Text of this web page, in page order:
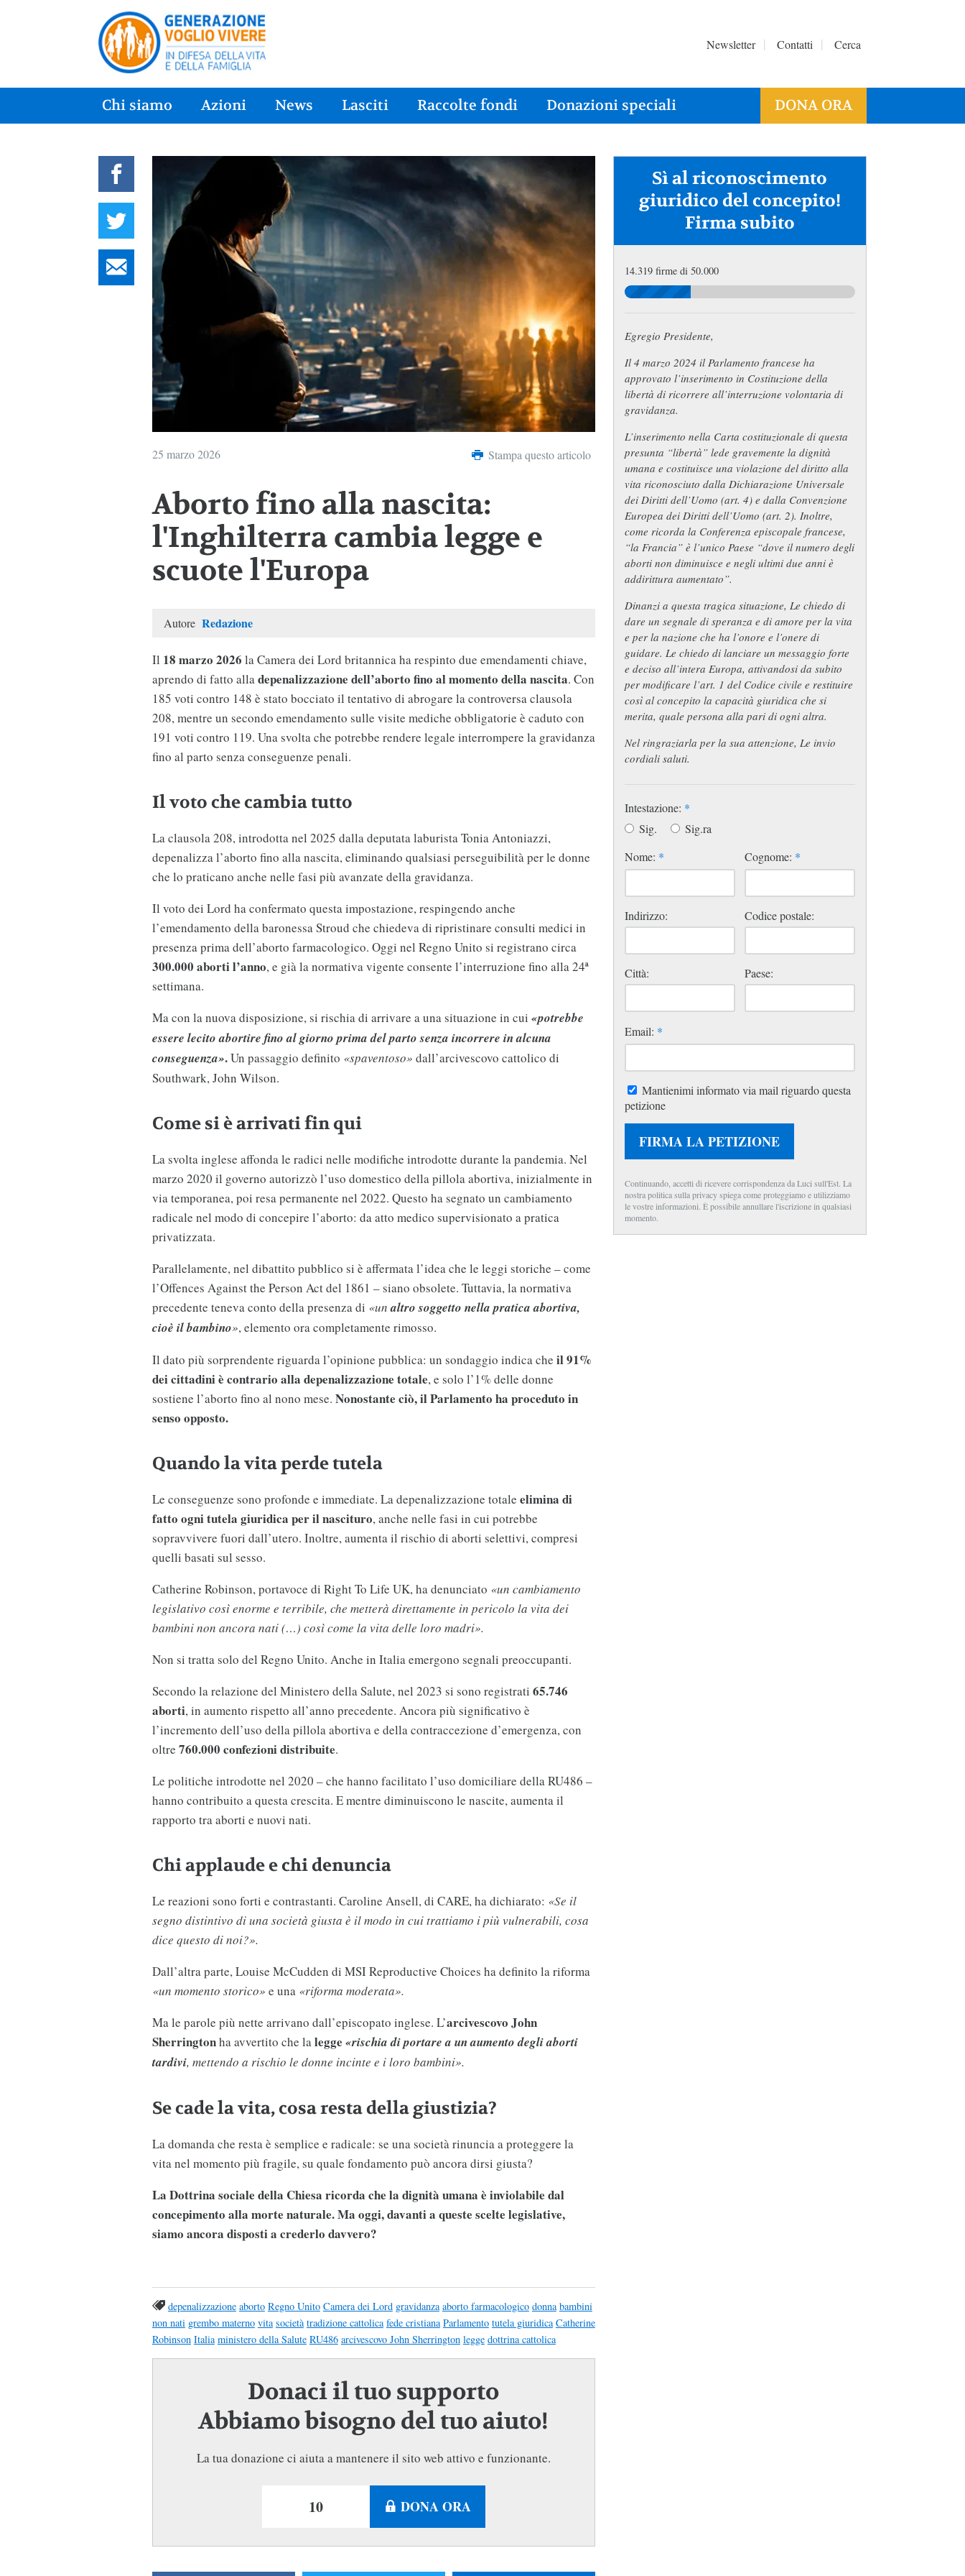
Newsletter Contatti Cerca
Chi siamo Azioni News Lasciti Raccolte fondi Donazioni speciali DONA ORA
25 marzo 2026 Stampa questo articolo
Aborto fino alla nascita:
l'Inghilterra cambia legge e
scuote l'Europa
Autore Redazione
Il 18 marzo 2026 la Camera dei Lord britannica ha respinto due emendamenti chiave,
aprendo di fatto alladepenalizzazione dell’aborto fino al momento della nascita. Con
185 voti contro 148 è stato bocciato il tentativo di abrogare la controversa clausola
208, mentre un secondo emendamento sulle visite mediche obbligatorie è caduto con
191 voti contro 119. Una svolta che potrebbe rendere legale interrompere la gravidanza
fino al parto senza conseguenze penali.
Il voto che cambia tutto
La clausola 208, introdotta nel 2025 dalla deputata laburista Tonia Antoniazzi,
depenalizza l’aborto fino alla nascita, eliminando qualsiasi perseguibilità per le donne
che lo praticano anche nelle fasi più avanzate della gravidanza.
Il voto dei Lord ha confermato questa impostazione, respingendo anche
l’emendamento della baronessa Stroud che chiedeva di ripristinare consulti medici in
presenza prima dell’aborto farmacologico. Oggi nel Regno Unito si registrano circa
300.000 aborti l’anno, e già la normativa vigente consente l’interruzione fino alla 24ª
settimana.
Ma con la nuova disposizione, si rischia di arrivare a una situazione in cui «potrebbe
essere lecito abortire fino al giorno prima del parto senza incorrere in alcuna
conseguenza».Un passaggio definito «spaventoso» dall’arcivescovo cattolico di
Southwark, John Wilson.
Come si è arrivati fin qui
La svolta inglese affonda le radici nelle modifiche introdotte durante la pandemia. Nel
marzo 2020 il governo autorizzò l’uso domestico della pillola abortiva, inizialmente in
via temporanea, poi resa permanente nel 2022. Questo ha segnato un cambiamento
radicale nel modo di concepire l’aborto: da atto medico supervisionato a pratica
privatizzata.
Parallelamente, nel dibattito pubblico si è affermata l’idea che le leggi storiche – come
l’Offences Against the Person Act del 1861 – siano obsolete. Tuttavia, la normativa
precedente teneva conto della presenza di «unaltro soggetto nella pratica abortiva,
cioè il bambino», elemento ora completamente rimosso.
Il dato più sorprendente riguarda l’opinione pubblica: un sondaggio indica che il 91%
dei cittadini è contrario alla depenalizzazione totale, e solo l’1% delle donne
sostiene l’aborto fino al nono mese. Nonostante ciò, il Parlamento ha proceduto in
senso opposto.
Quando la vita perde tutela
Le conseguenze sono profonde e immediate. La depenalizzazione totale elimina di
fatto ogni tutela giuridica per il nascituro, anche nelle fasi in cui potrebbe
sopravvivere fuori dall’utero. Inoltre, aumenta il rischio di aborti selettivi, compresi
quelli basati sul sesso.
Catherine Robinson, portavoce di Right To Life UK, ha denunciato «un cambiamento
legislativo così enorme e terribile, che metterà direttamente in pericolo la vita dei
bambini non ancora nati (…) così come la vita delle loro madri».
Non si tratta solo del Regno Unito. Anche in Italia emergono segnali preoccupanti.
Secondo la relazione del Ministero della Salute, nel 2023 si sono registrati 65.746
aborti, in aumento rispetto all’anno precedente. Ancora più significativo è
l’incremento dell’uso della pillola abortiva e della contraccezione d’emergenza, con
oltre 760.000 confezioni distribuite.
Le politiche introdotte nel 2020 – che hanno facilitato l’uso domiciliare della RU486 –
hanno contribuito a questa crescita. E mentre diminuiscono le nascite, aumenta il
rapporto tra aborti e nuovi nati.
Chi applaude e chi denuncia
Le reazioni sono forti e contrastanti. Caroline Ansell, di CARE, ha dichiarato: «Se il
segno distintivo di una società giusta è il modo in cui trattiamo i più vulnerabili, cosa
dice questo di noi?».
Dall’altra parte, Louise McCudden di MSI Reproductive Choices ha definito la riforma
«un momento storico» e una «riforma moderata».
Ma le parole più nette arrivano dall’episcopato inglese. L’arcivescovo John
Sherringtonha avvertito che lalegge «rischia di portare a un aumento degli aborti
tardivi, mettendo a rischio le donne incinte e i loro bambini».
Se cade la vita, cosa resta della giustizia?
La domanda che resta è semplice e radicale: se una società rinuncia a proteggere la
vita nel momento più fragile, su quale fondamento può ancora dirsi giusta?
La Dottrina sociale della Chiesa ricorda che la dignità umana è inviolabile dal
concepimento alla morte naturale. Ma oggi, davanti a queste scelte legislative,
siamo ancora disposti a crederlo davvero?
depenalizzazione aborto Regno Unito Camera dei Lord gravidanza aborto farmacologico donna bambini
non nati grembo materno vita società tradizione cattolica fede cristiana Parlamento tutela giuridica Catherine
Robinson Italia ministero della Salute RU486 arcivescovo John Sherrington legge dottrina cattolica
Donaci il tuo supporto
Abbiamo bisogno del tuo aiuto!
La tua donazione ci aiuta a mantenere il sito web attivo e funzionante.
DONA ORA
Sì al riconoscimento
giuridico del concepito!
Firma subito
14.319 firme di 50.000
Egregio Presidente,
Il 4 marzo 2024 il Parlamento francese ha
approvato l’inserimento in Costituzione della
libertà di ricorrere all’interruzione volontaria di
gravidanza.
L’inserimento nella Carta costituzionale di questa
presunta “libertà” lede gravemente la dignità
umana e costituisce una violazione del diritto alla
vita riconosciuto dalla Dichiarazione Universale
dei Diritti dell’Uomo (art. 4) e dalla Convenzione
Europea dei Diritti dell’Uomo (art. 2). Inoltre,
come ricorda la Conferenza episcopale francese,
“la Francia” è l’unico Paese “dove il numero degli
aborti non diminuisce e negli ultimi due anni è
addirittura aumentato”.
Dinanzi a questa tragica situazione, Le chiedo di
dare un segnale di speranza e di amore per la vita
e per la nazione che ha l’onore e l’onere di
guidare. Le chiedo di lanciare un messaggio forte
e deciso all’intera Europa, attivandosi da subito
per modificare l’art. 1 del Codice civile e restituire
così al concepito la capacità giuridica che si
merita, quale persona alla pari di ogni altra.
Nel ringraziarla per la sua attenzione, Le invio
cordiali saluti.
Intestazione: *
Sig.
Sig.ra
Nome: * Cognome: *
Indirizzo: Codice postale:
Città: Paese:
Email: *
Mantienimi informato via mail riguardo questa
petizione
FIRMA LA PETIZIONE
Continuando, accetti di ricevere corrispondenza da Luci sull'Est. La
nostra politica sulla privacy spiega come proteggiamo e utilizziamo
le vostre informazioni. È possibile annullare l'iscrizione in qualsiasi
momento.